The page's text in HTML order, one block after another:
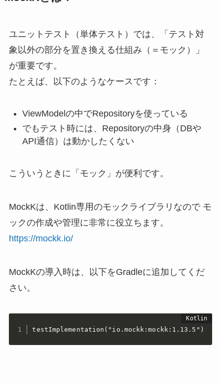
ユニットテスト（単体テスト）では、「テスト対
象以外の部分を置き換える仕組み（＝モック）」
が重要です。
たとえば、以下のようなケースです：
ViewModelの中でRepositoryを使っている
でもテスト時には、Repositoryの中身（DBや
API通信）は動かしたくない
こういうときに「モック」が便利です。
MockKは、Kotlin専用のモックライブラリなので モ
ックの作成や管理に非常に役立ちます。
https://mockk.io/
MockKの導入時は、以下をGradleに追加してくだ
さい。
testImplementation("io.mockk:mockk:1.13.5")